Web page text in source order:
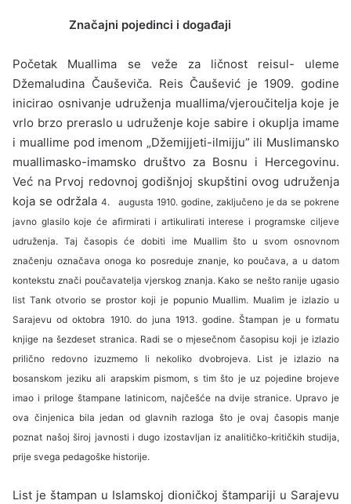
Značajni pojedinci i događaji
Početak Muallima se veže za ličnost reisul- uleme
Džemaludina Čauševiča. Reis Čaušević je 1909. godine
inicirao osnivanje udruženja muallima/vjeroučitelja koje je
vrlo brzo prera­slo u udruženje koje sabire i okuplja imame
i muallime pod imenom „Džemijjeti-ilmijju” ili Muslimansko
muallimasko-imamsko društvo za Bosnu i Hercegovinu.
Već na Prvoj redovnoj go­dišnjoj skupštini ovog udruženja
koja se održala 4. augusta 1910. godine, zaključeno je da se po­krene
javno glasilo koje će afirmirati i artikulirati interese i programske ciljeve
udruženja. Taj časo­pis će dobiti ime Muallim što u svom osnovnom
značenju označava onoga ko posreduje znanje, ko poučava, a u datom
kontekstu znači poučavatelja vjerskog znanja. Kako se nešto ranije ugasio
list Tank otvorio se prostor koji je popunio Muallim. Mualim je izlazio u
Sarajevu od oktobra 1910. do juna 1913. godine. Štampan je u for­matu
knjige na šezdeset stranica. Radi se o mje­sečnom časopisu koji je izlazio
prilično redovno izuzmemo li nekoliko dvobrojeva. List je izlazio na
bosanskom jeziku ali arapskim pismom, s tim što je uz pojedine brojeve
imao i priloge štampa­ne latinicom, najčešće na dvije stranice. Upravo je
ova činjenica bila jedan od glavnih razloga što je ovaj časopis manje
poznat našoj široj javnosti i dugo izostavljan iz analitičko-kritičkih studija,
prije svega pedagoške historije.
List je štampan u Islamskoj dioničkoj štam­pariji u Sarajevu